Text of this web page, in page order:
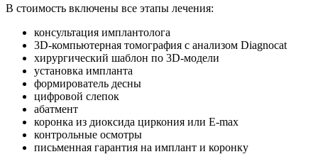
В стоимость включены все этапы лечения:
консультация имплантолога
3D-компьютерная томография с анализом Diagnocat
хирургический шаблон по 3D-модели
установка импланта
формирователь десны
цифровой слепок
абатмент
коронка из диоксида циркония или E-max
контрольные осмотры
письменная гарантия на имплант и коронку